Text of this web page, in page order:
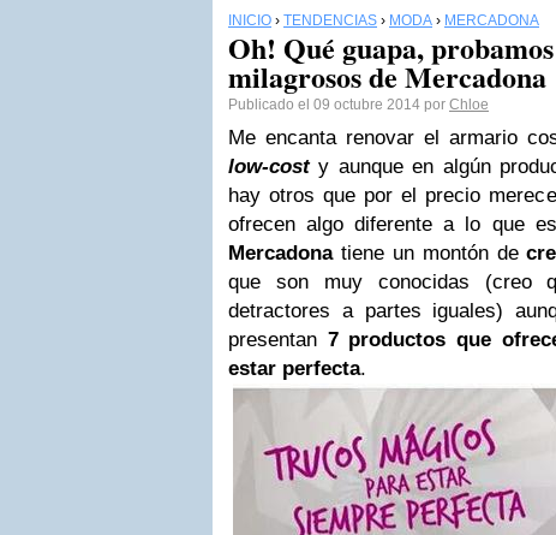
INICIO › TENDENCIAS › MODA › MERCADONA
Oh! Qué guapa,
milagrosos de Mercadona
Publicado el 09 octubre 2014 por Chloe
Me encanta renovar el armario
low-costy aunque en algún
hay otros que por el precio
ofrecen algo diferente a lo que
Mercadonatiene un montón de
que son muy conocidas (creo
detractores a partes iguales)
presentan 7 productos que
estar perfecta.